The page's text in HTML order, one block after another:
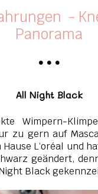
-
Panorama
• • •
All Night Black
Wimpern-
zu gern auf
L‘oréal und
geändert,
Black